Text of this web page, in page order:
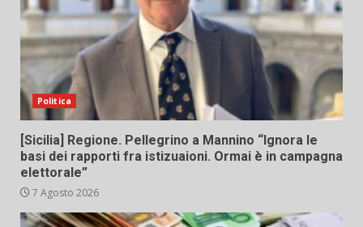
Politica
[Sicilia] Regione. Pellegrino a Mannino “Ignora le
basi dei rapporti fra istizuaioni. Ormai è in campagna
elettorale”
7 Agosto 2026